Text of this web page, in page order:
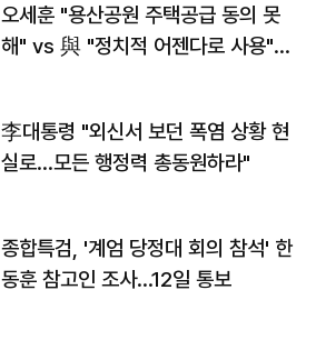
오세훈 "용산공원 주택공급 동의 못
해" vs 與 "정치적 어젠다로 사용"
李대통령 "외신서 보던 폭염 상황 현
실로…모든 행정력 총동원하라"
종합특검, '계엄 당정대 회의 참석' 한
동훈 참고인 조사...12일 통보